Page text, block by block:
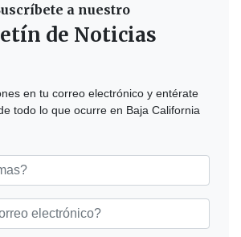
a nuestro
de Noticias
en tu correo electrónico y entérate
todo lo que ocurre en Baja California